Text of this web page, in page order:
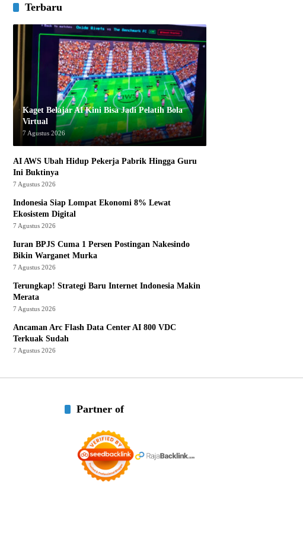
Terbaru
Kaget Belajar AI Kini Bisa Jadi Pelatih Bola
Virtual
7 Agustus 2026
AI AWS Ubah Hidup Pekerja Pabrik Hingga Guru
Ini Buktinya
7 Agustus 2026
Indonesia Siap Lompat Ekonomi 8% Lewat
Ekosistem Digital
7 Agustus 2026
Iuran BPJS Cuma 1 Persen Postingan Nakesindo
Bikin Warganet Murka
7 Agustus 2026
Terungkap! Strategi Baru Internet Indonesia Makin
Merata
7 Agustus 2026
Ancaman Arc Flash Data Center AI 800 VDC
Terkuak Sudah
7 Agustus 2026
Partner of